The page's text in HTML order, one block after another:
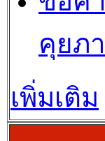
คุยภ
เพิ่มเติม